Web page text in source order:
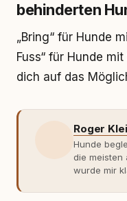
behinderten
„Bring“ für Hunde
Fuss“ für Hunde
dich auf das
Roger
Hunde
die meisten
wurde mir